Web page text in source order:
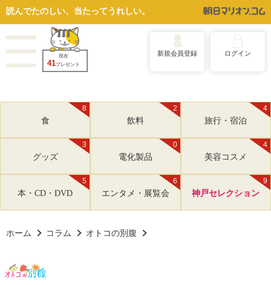
読んでたのしい、当たってうれしい。
現在
41プレゼント
新規会員登録 ログイン
8
食
2
飲料
4
旅行・宿泊
3
グッズ
0
電化製品
4
美容コスメ
5
本・CD・DVD
6
エンタメ・展覧会
9
神戸セレクション
ホーム コラム オトコの別腹